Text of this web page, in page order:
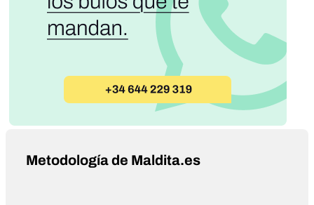
Metodología de Maldita.es